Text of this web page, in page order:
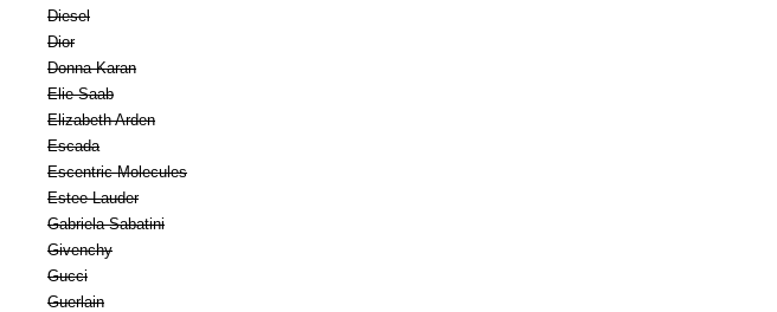
Diesel
Dior
Donna Karan
Elie Saab
Elizabeth Arden
Escada
Escentric Molecules
Estee Lauder
Gabriela Sabatini
Givenchy
Gucci
Guerlain